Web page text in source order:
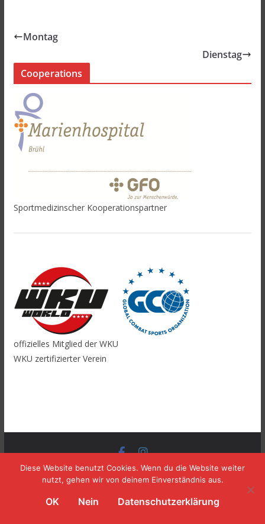
Montag
Dienstag
Cooperations
Sportmedizinscher Kooperationspartner
offizielles Mitglied der WKU
WKU zertifizierter Verein
Copyright © 2026 TOMBURG BOXING. Alle Rechte
vorbehalten.
Theme:
ColorMag
von ThemeGrill. Präsentiert von
Diese Website benutzt Cookies. Wenn du die Website weiter
nutzt, gehen wir von deinem Einverständnis aus.
OK Nein Datenschutzerklärung